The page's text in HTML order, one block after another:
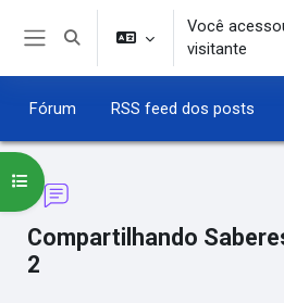
Ir para o conteúdo principal
Alternar entrada de pesquisa
Você
visitante
Fórum RSS feed dos posts
Compartilhando
2
Abrir índice do curso